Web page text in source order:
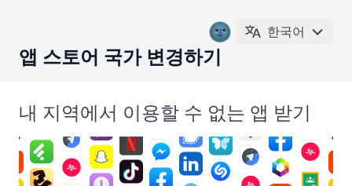
🌚 한국어
앱 스토어 국가 변경하기
내 지역에서 이용할 수 없는 앱 받기